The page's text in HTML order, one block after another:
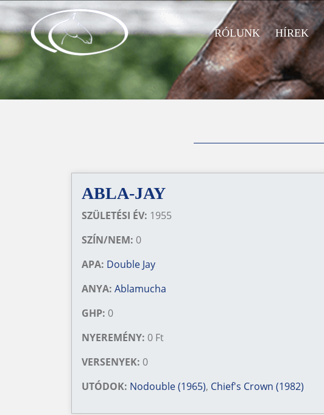
RÓLUNK HÍREK
ABLA-JAY
SZÜLETÉSI ÉV: 1955
SZÍN/NEM: 0
APA: Double Jay
ANYA: Ablamucha
GHP: 0
NYEREMÉNY: 0 Ft
VERSENYEK: 0
UTÓDOK: Nodouble (1965), Chief's Crown (1982)